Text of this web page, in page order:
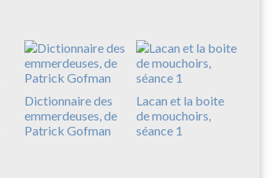
Dictionnaire des
emmerdeuses, de
Patrick Gofman
Lacan et la boite
de mouchoirs,
séance 1